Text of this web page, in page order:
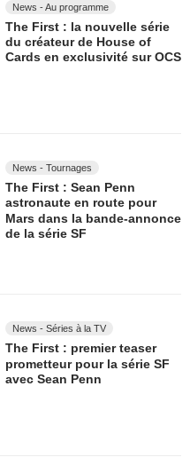
News - Au programme
The First : la nouvelle série
du créateur de House of
Cards en exclusivité sur OCS
News - Tournages
The First : Sean Penn
astronaute en route pour
Mars dans la bande-annonce
de la série SF
News - Séries à la TV
The First : premier teaser
prometteur pour la série SF
avec Sean Penn